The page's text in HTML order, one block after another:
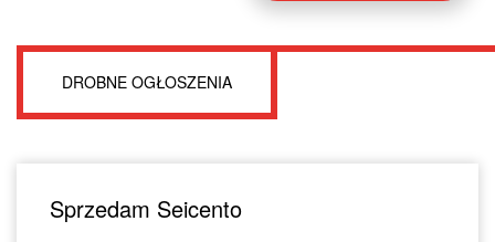
DROBNE OGŁOSZENIA
Sprzedam Seicento